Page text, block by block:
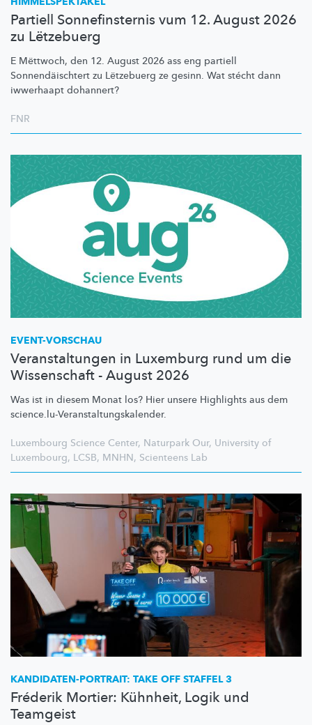
Partiell Sonnefinsternis vum 12. August 2026
zu Lëtzebuerg
E Mëttwoch, den 12. August 2026 ass eng partiell
Sonnendäischtert zu Lëtzebuerg ze gesinn. Wat stécht dann
iwwerhaapt dohannert?
FNR
EVENT-VORSCHAU
Veranstaltungen in Luxemburg rund um die
Wissenschaft - August 2026
Was ist in diesem Monat los? Hier unsere Highlights aus dem
science.lu-Veranstaltungskalender.
Luxembourg Science Center, Naturpark Our, University of
Luxembourg, LCSB, MNHN, Scienteens Lab
KANDIDATEN-PORTRAIT: TAKE OFF STAFFEL 3
Fréderik Mortier: Kühnheit, Logik und
Teamgeist